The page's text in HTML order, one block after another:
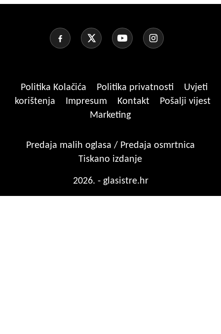
Politika Kolačića Politika privatnosti
Uvjeti
korištenja
Impresum Kontakt
Pošalji vijest
Marketing
Predaja malih oglasa / Predaja osmrtnica
Tiskano izdanje
2026. - glasistre.hr